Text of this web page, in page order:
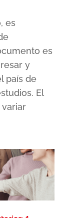
es
es
y
país de
El